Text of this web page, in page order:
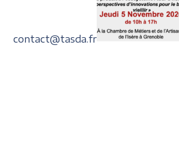
contact@tasda.fr